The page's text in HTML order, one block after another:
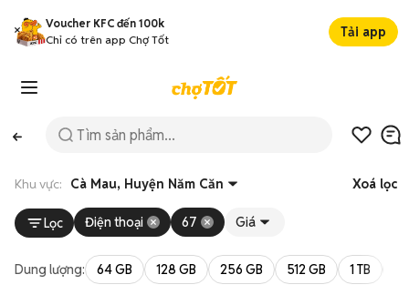
Voucher KFC đến 100k
Chỉ có trên app Chợ Tốt
Tải app
Khu vực: Cà Mau, Huyện Năm Căn Xoá lọc
Lọc Điện thoại 67 Giá
Dung lượng: 64 GB 128 GB 256 GB 512 GB 1 TB